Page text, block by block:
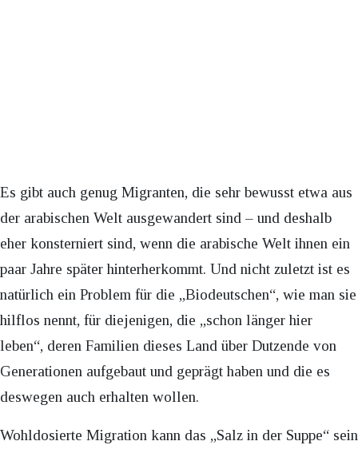
Es gibt auch genug Migranten, die sehr bewusst etwa aus
der arabischen Welt ausgewandert sind – und deshalb
eher konsterniert sind, wenn die arabische Welt ihnen ein
paar Jahre später hinterherkommt. Und nicht zuletzt ist es
natürlich ein Problem für die „Biodeutschen“, wie man sie
hilflos nennt, für diejenigen, die „schon länger hier
leben“, deren Familien dieses Land über Dutzende von
Generationen aufgebaut und geprägt haben und die es
deswegen auch erhalten wollen.
Wohldosierte Migration kann das „Salz in der Suppe“ sein